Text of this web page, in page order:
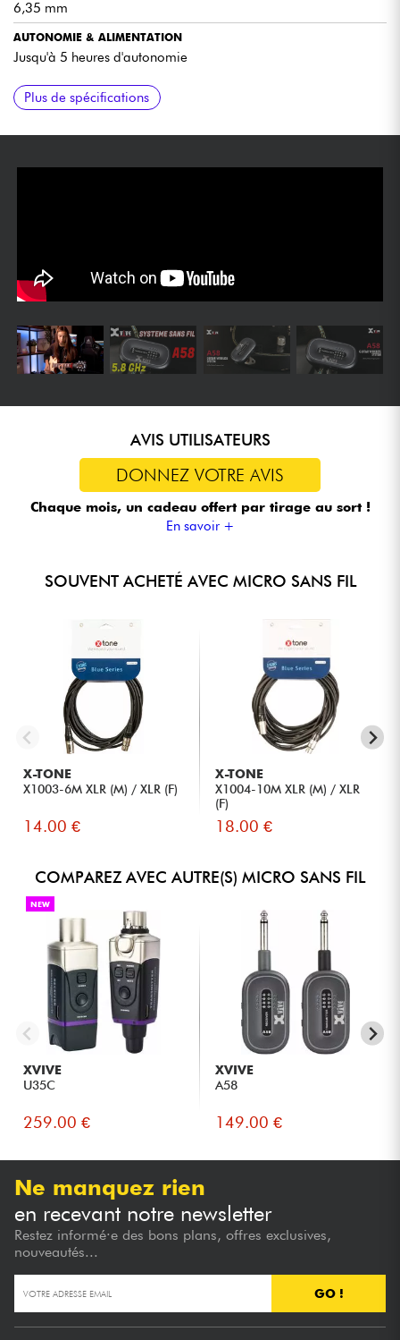
6,35 mm
AUTONOMIE & ALIMENTATION
Jusqu'à 5 heures d'autonomie
ACCESSOIRES INCLUS
Livré avec un étui de transport
FINITION
Palissandre
Plus de spécifications
AVIS UTILISATEURS
DONNEZ VOTRE AVIS
Chaque mois, un cadeau offert par tirage au sort !
En savoir +
SOUVENT ACHETÉ AVEC MICRO SANS FIL
X-TONE
X1003-6M XLR (M) / XLR (F)
14.00 €
X-TONE
X1004-10M XLR (M) / XLR
(F)
18.00 €
COMPAREZ AVEC AUTRE(S) MICRO SANS FIL
NEW
XVIVE
U35C
259.00 €
XVIVE
A58
149.00 €
Ne manquez rien
en recevant notre newsletter
Restez informé·e des bons plans, offres exclusives,
nouveautés...
GO !